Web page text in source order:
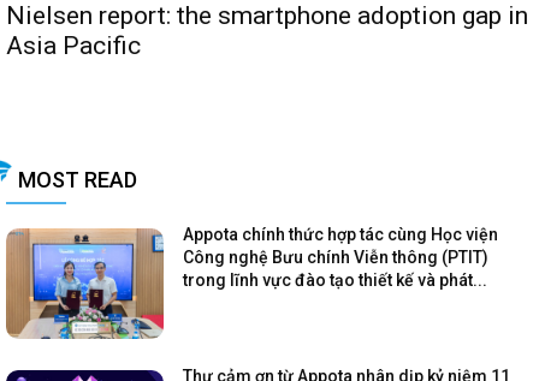
Nielsen report: the smartphone adoption gap in
Asia Pacific
MOST READ
Appota chính thức hợp tác cùng Học viện
Công nghệ Bưu chính Viễn thông (PTIT)
trong lĩnh vực đào tạo thiết kế và phát...
Thư cảm ơn từ Appota nhân dịp kỷ niệm 11